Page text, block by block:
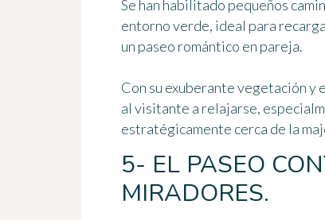
Se han habilitado pequeños
entorno verde, ideal para
un paseo romántico en pareja.
Con su exuberante vegetación y
al visitante a relajarse,
estratégicamente cerca de la
5- EL PASEO
MIRADORES.